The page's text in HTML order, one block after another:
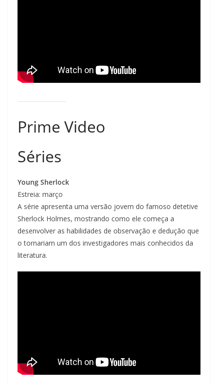
Prime Video
Séries
Young Sherlock
Estreia: março
A série apresenta uma versão jovem do famoso detetive
Sherlock Holmes, mostrando como ele começa a
desenvolver as habilidades de observação e dedução que
o tornariam um dos investigadores mais conhecidos da
literatura.